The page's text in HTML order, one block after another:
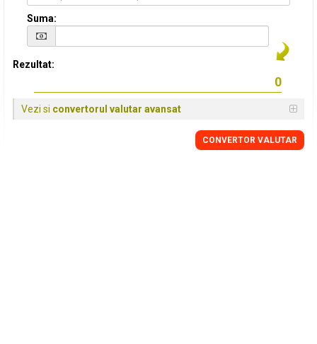
Suma:
Rezultat:
Vezi si convertorul valutar avansat
CONVERTOR VALUTAR